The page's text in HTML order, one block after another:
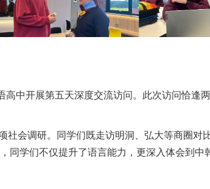
高中开展第五天深度交流访问。此次访问恰
社会调研。同学们既走访明洞、弘大等商圈
同学们不仅提升了语言能力，更深入体会到中